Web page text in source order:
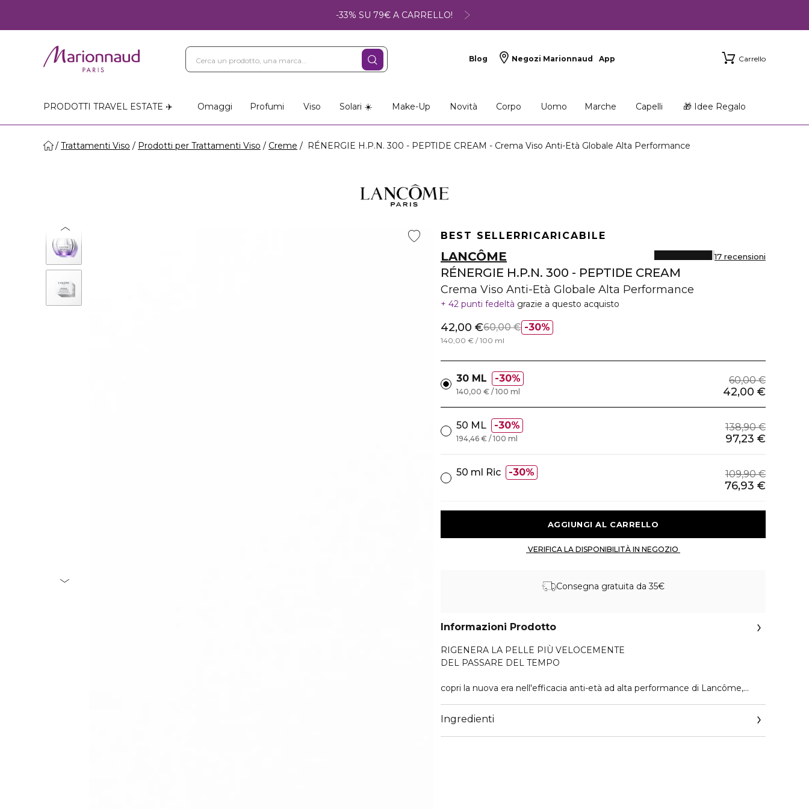
-33% SU 79€ A CARRELLO!
Blog Negozi Marionnaud App Carrello
PRODOTTI TRAVEL ESTATE ✈️ Omaggi Profumi Viso Solari ☀️ Make-Up Novità Corpo Uomo Marche Capelli 🎁 Idee Regalo
Trattamenti Viso Prodotti per Trattamenti Viso Creme RÉNERGIE H.P.N. 300 - PEPTIDE CREAM - Crema Viso Anti-Età Globale Alta Performance
BEST SELLERRICARICABILE
LANCÔME
RÉNERGIE H.P.N. 300 - PEPTIDE CREAM
Crema Viso Anti-Età Globale Alta Performance
17 recensioni
42 punti fedeltà grazie a questo acquisto
30%
42,00 €60,00 €
140,00 € / 100 ml
30 ML 30% 60,00 €
42,00 €
140,00 € / 100 ml
50 ML 30% 138,90 €
97,23 €
194,46 € / 100 ml
50 ml Ric 30% 109,90 €
76,93 €
Consegna gratuita da 35€
Informazioni Prodotto
RIGENERA LA PELLE PIÙ VELOCEMENTE
DEL PASSARE DEL TEMPO
copri la nuova era nell'efficacia anti-età ad alta performance di Lancôme,
acido ialuronico, oltre 300 peptidi e il potere della niacinamide in un'unica
crema. E' stato dimostrato che la pelle delle donne di età compresa tra i 40 e
i 59 anni che utilizzano la crema si rigenera più velocemente, come se fosse
Ingredienti